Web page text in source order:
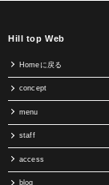
Hill top Web
Homeに戻る
concept
menu
staff
access
blog